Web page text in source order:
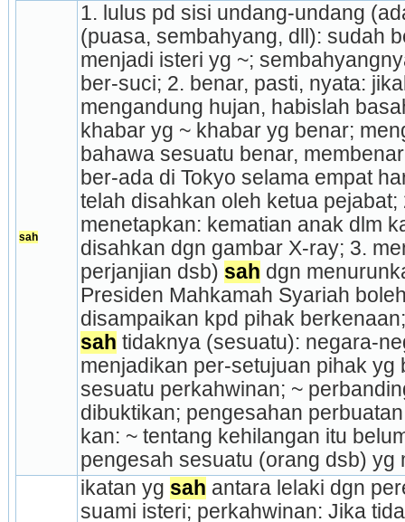
sah
1. lulus pd sisi undang-undang
(puasa, sembahyang, dll): sudah
menjadi isteri yg ~;
ber-suci; 2. benar, pasti, nyata:
mengandung hujan, habislah
khabar yg ~ khabar yg benar;
bahawa sesuatu benar,
ber-ada di Tokyo selama empat
telah disahkan oleh ketua pejabat;
menetapkan: kematian anak dlm
disahkan dgn gambar X-ray; 3.
perjanjian dsb) sah dgn
Presiden Mahkamah Syariah
disampaikan kpd pihak
sah tidaknya (sesuatu): negara-
menjadikan per-setujuan pihak yg
sesuatu perkahwinan; ~
dibuktikan; pengesahan
kan: ~ tentang kehilangan itu
pengesah sesuatu (orang dsb) yg
ikatan yg sah antara lelaki dgn